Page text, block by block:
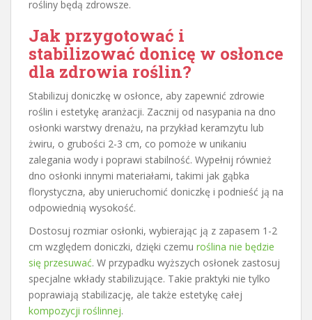
rośliny będą zdrowsze.
Jak przygotować i
stabilizować donicę w osłonce
dla zdrowia roślin?
Stabilizuj doniczkę w osłonce, aby zapewnić zdrowie
roślin i estetykę aranżacji. Zacznij od nasypania na dno
osłonki warstwy drenażu, na przykład keramzytu lub
żwiru, o grubości 2-3 cm, co pomoże w unikaniu
zalegania wody i poprawi stabilność. Wypełnij również
dno osłonki innymi materiałami, takimi jak gąbka
florystyczna, aby unieruchomić doniczkę i podnieść ją na
odpowiednią wysokość.
Dostosuj rozmiar osłonki, wybierając ją z zapasem 1-2
cm względem doniczki, dzięki czemu roślina nie będzie
się przesuwać. W przypadku wyższych osłonek zastosuj
specjalne wkłady stabilizujące. Takie praktyki nie tylko
poprawiają stabilizację, ale także estetykę całej
kompozycji roślinnej.